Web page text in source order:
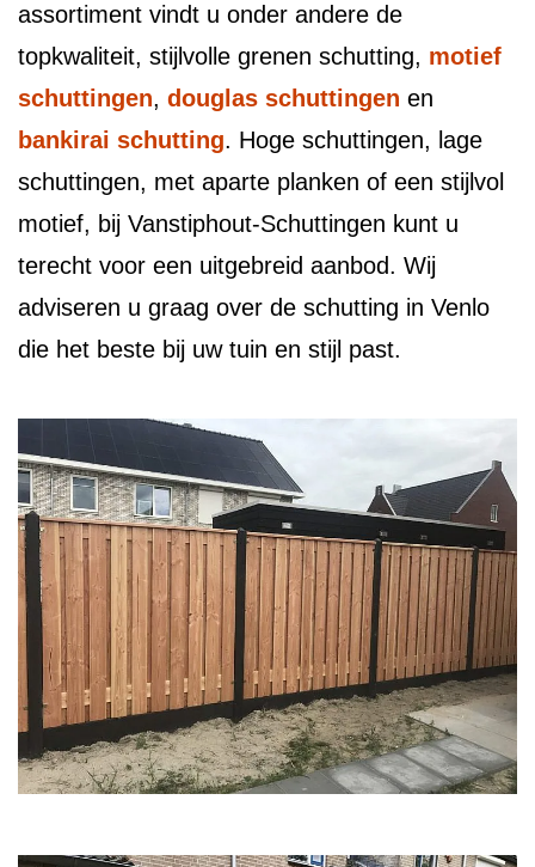
assortiment vindt u onder andere de
topkwaliteit, stijlvolle grenen schutting, motief
schuttingen, douglas schuttingen en
bankirai schutting. Hoge schuttingen, lage
schuttingen, met aparte planken of een stijlvol
motief, bij Vanstiphout-Schuttingen kunt u
terecht voor een uitgebreid aanbod. Wij
adviseren u graag over de schutting in Venlo
die het beste bij uw tuin en stijl past.